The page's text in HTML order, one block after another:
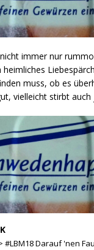
immer nur
muss, ob es
vielleicht stirbt
#LBM18 Darauf 'nen